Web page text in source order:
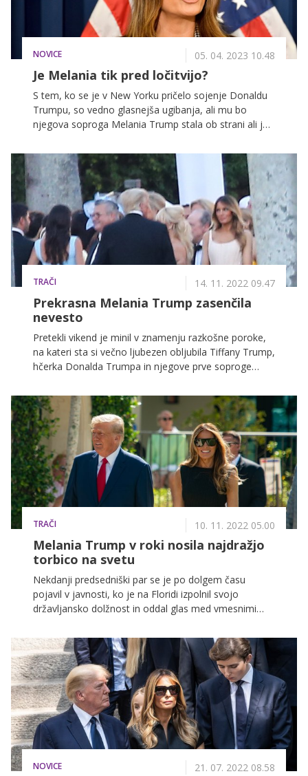
NOVICE 05. 04. 2023 10.48
Je Melania tik pred ločitvijo?
S tem, ko se je v New Yorku pričelo sojenje Donaldu
Trumpu, so vedno glasnejša ugibanja, ali mu bo
njegova soproga Melania Trump stala ob strani ali je
tujih medijev naj bi slavni par že nekaj časa živel
ločeno.
TRAČI 14. 11. 2022 09.47
Prekrasna Melania Trump zasenčila
nevesto
Pretekli vikend je minil v znamenju razkošne poroke,
na kateri sta si večno ljubezen obljubila Tiffany Trump,
hčerka Donalda Trumpa in njegove prve soproge
Nevesta je blestela v prekrasni poročni kreaciji, pod
katero se je podpisal modni oblikovalec Elie Saab, a jo
je zasenčila njena mačeha – Melania Trump.
TRAČI 10. 11. 2022 05.00
Melania Trump v roki nosila najdražjo
torbico na svetu
Nekdanji predsedniški par se je po dolgem času
pojavil v javnosti, ko je na Floridi izpolnil svojo
državljansko dolžnost in oddal glas med vmesnimi
za to priložnost izbrala še en eleganten in brezhiben
stajling, ki je poudaril njeno vitko linijo.
NOVICE 21. 07. 2022 08.58